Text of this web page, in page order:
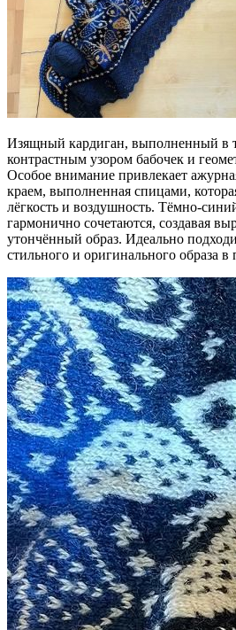
Изящный кардиган, выполненный в
контрастным узором бабочек и
Особое внимание привлекает
краем, выполненная спицами,
лёгкость и воздушность. Тёмно-
гармонично сочетаются, создавая
утончённый образ. Идеально
стильного и оригинального образа